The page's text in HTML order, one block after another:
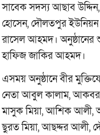
সাবেক সদস্য আছাব
হোসেন, দৌলতপুর ইউনিয়ন
রাসেল আহমদ।
হাফিজ জাকির আহমদ।
এসময় অনুষ্ঠানে বীর
নেতা আবুল কালাম, আকবর
মাসুক মিয়া, আশিক আলী,
ছুরত মিয়া, আছদ্দর আলী,